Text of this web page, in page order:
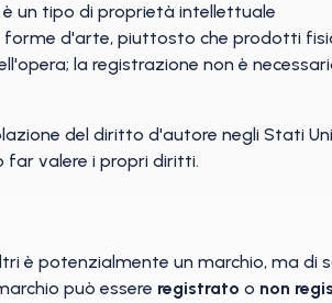
un tipo di proprietà intellettuale
forme d'arte, piuttosto che prodotti
la registrazione non è
del diritto d'autore negli Stati
far valere i propri diritti.
è potenzialmente un marchio, ma di
può essere registrato o non